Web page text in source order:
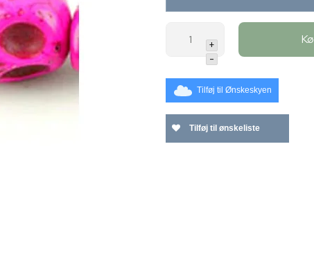
+
-
Tilføj til Ønskeskyen
Tilføj til ønskeliste